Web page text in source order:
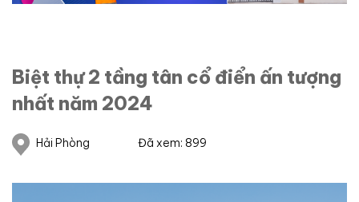
Biệt thự 2 tầng tân cổ điển ấn tượng
nhất năm 2024
Hải Phòng Đã xem: 899